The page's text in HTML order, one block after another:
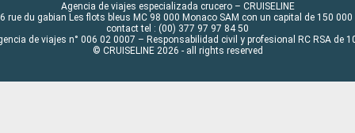
Agencia de viajes especializada crucero – CRUISELINE
rue du gabian Les flots bleus MC 98 000 Monaco SAM con un capital de 150 000
contact tel : (00) 377 97 97 84 50
de viajes n° 006 02 0007 – Responsabilidad civil y profesional RC RSA de
© CRUISELINE 2026 - all rights reserved